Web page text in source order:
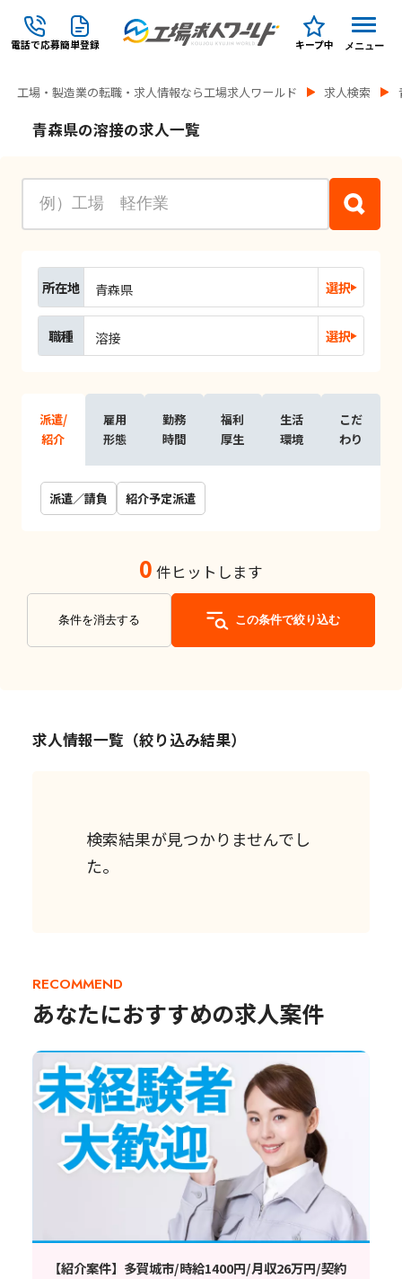
電話で応募簡単登録 キープ中 メニュー
工場・製造業の転職・求人情報なら工場求人ワールド 求人検索
青森県の溶接の求人一覧
所在地 青森県 選択
職種 溶接 選択
派遣/
紹介
雇用
形態
勤務
時間
福利
厚生
生活
環境
こだ
わり
派遣／請負 紹介予定派遣
0 件ヒットします
条件を消去する この条件で絞り込む
求人情報一覧（絞り込み結果）
検索結果が見つかりませんでし
た。
RECOMMEND
あなたにおすすめの求人案件
【紹介案件】多賀城市/時給1400円/月収26万円/契約